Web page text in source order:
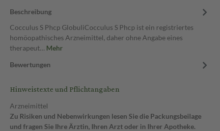
Beschreibung
Cocculus S Phcp GlobuliCocculus S Phcp ist ein registriertes
homöopathisches Arzneimittel, daher ohne Angabe eines
therapeut… Mehr
Bewertungen
Hinweistexte und Pflichtangaben
Arzneimittel
Zu Risiken und Nebenwirkungen lesen Sie die Packungsbeilage
und fragen Sie Ihre Ärztin, Ihren Arzt oder in Ihrer Apotheke.